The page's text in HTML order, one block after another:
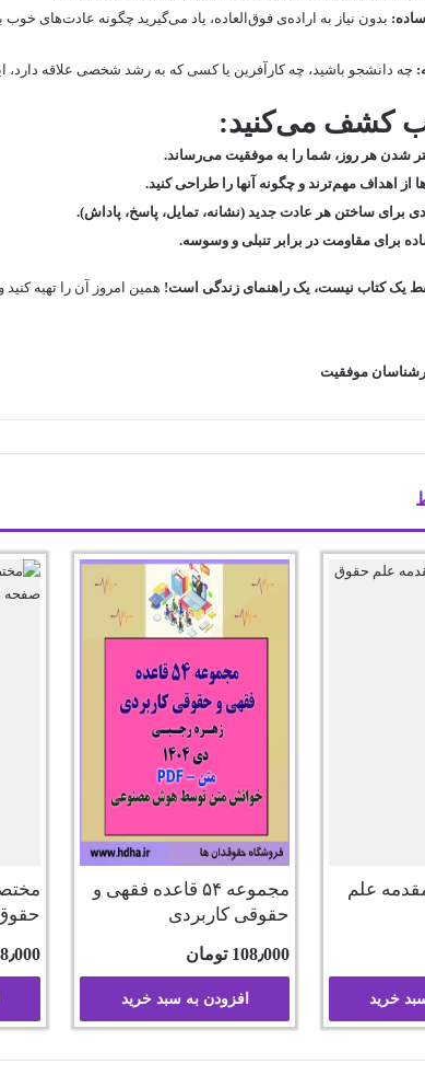
بدون نیاز به اراده‌ی فوق‌العاده، یاد می‌گیرید چگونه عادت‌های
چه دانشجو باشید، چه کارآفرین یا کسی که به رشد شخصی علاقه
کشف می‌کنید:
از اهداف مهم‌ترند و چگونه آنها را طراحی کنید.
برای ساختن هر عادت جدید (نشانه، تمایل، پاسخ، پاداش).
برای مقاومت در برابر تنبلی و وسوسه.
یک کتاب نیست، یک راهنمای زندگی است! همین امروز آن را تهیه
موفقیت
علم
خرید
مجموعه ۵۴ قاعده فقهی و
حقوقی کاربردی
108٫000 تومان
افزودن به سبد خرید
حقوق» |